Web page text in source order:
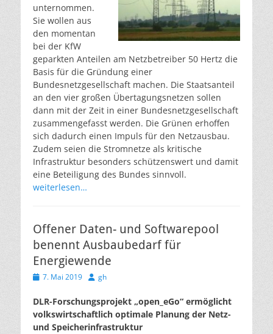
unternommen.
Sie wollen aus
den momentan
bei der KfW
geparkten Anteilen am Netzbetreiber 50 Hertz die
Basis für die Gründung einer
Bundesnetzgesellschaft machen. Die Staatsanteil
an den vier großen Übertagungsnetzen sollen
dann mit der Zeit in einer Bundesnetzgesellschaft
zusammengefasst werden. Die Grünen erhoffen
sich dadurch einen Impuls für den Netzausbau.
Zudem seien die Stromnetze als kritische
Infrastruktur besonders schützenswert und damit
eine Beteiligung des Bundes sinnvoll.
weiterlesen…
Offener Daten- und Softwarepool
benennt Ausbaubedarf für
Energiewende
Veröffentlicht
7. Mai 2019 Autor
gh
DLR-Forschungsprojekt „open_eGo“ ermöglicht
volkswirtschaftlich optimale Planung der Netz-
und Speicherinfrastruktur